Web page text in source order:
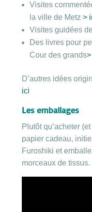
Visites
la ville de Metz >
Visites guidées
Des livres pour
Cour des grands
D’autres idées
ici
Les emballages
Plutôt qu’acheter
papier cadeau,
Furoshiki et
morceaux de tissus.